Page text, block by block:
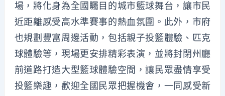
場，將化身為全國矚目的城市籃球舞台，讓市民
近距離感受高水準賽事的熱血氛圍。此外，市府
也規劃豐富周邊活動，包括親子投籃體驗、匹克
球體驗等，現場更安排精彩表演，並將封閉州廳
前道路打造大型籃球體驗空間，讓民眾盡情享受
投籃樂趣，歡迎全國民眾把握機會，一同感受新